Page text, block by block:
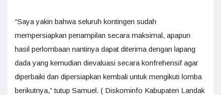
“Saya yakin bahwa seluruh kontingen sudah
mempersiapkan penampilan secara maksimal, apapun
hasil perlombaan nantinya dapat diterima dengan lapang
dada yang kemudian dievaluasi secara konfrehensif agar
diperbaiki dan dipersiapkan kembali untuk mengikuti lomba
berikutnya,” tutup Samuel. ( Diskominfo Kabupaten Landak